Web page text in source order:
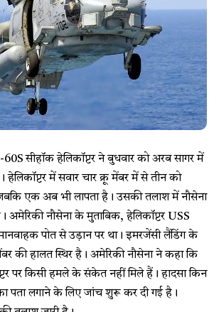
सीहॉक हेलिकॉप्टर ने बुधवार को अरब सागर में
हेलिकॉप्टर में सवार चार क्रू मेंबर में से तीन को
जबकि एक अब भी लापता है। उसकी तलाश में नौसेना
अमेरिकी नौसेना के मुताबिक, हेलिकॉप्टर USS
पोत से उड़ान पर था। इमरजेंसी लैंडिंग के
की हालत स्थिर है। अमेरिकी नौसेना ने कहा कि
पर किसी हमले के संकेत नहीं मिले हैं। हादसा किन
पता लगाने के लिए जांच शुरू कर दी गई है।